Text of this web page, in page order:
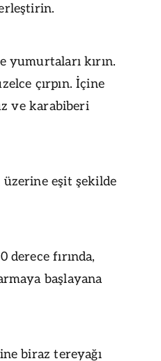
yumurtaları kırın.
çırpın. İçine
ve karabiberi
üzerine eşit şekilde
derece fırında,
başlayana
biraz tereyağı